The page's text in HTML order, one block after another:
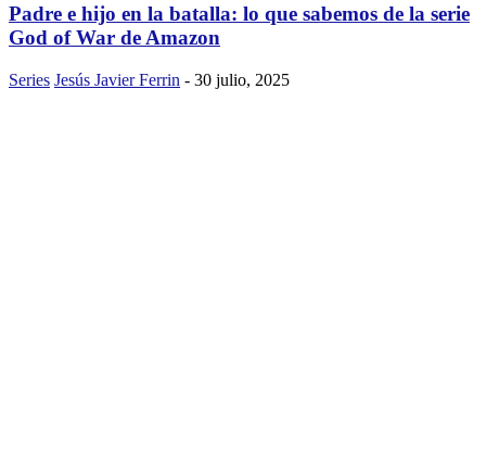
Padre e hijo en la batalla: lo que sabemos de la serie
God of War de Amazon
Series Jesús Javier Ferrin - 30 julio, 2025